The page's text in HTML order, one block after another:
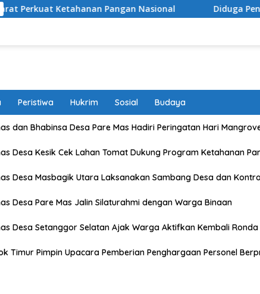
Pangan Nasional Diduga Pengedar Ganja,
Peristiwa Hukrim Sosial Budaya
dan Bhabinsa Desa Pare Mas Hadiri Peringatan Hari
Desa Kesik Cek Lahan Tomat Dukung Program Ketahanan
Desa Masbagik Utara Laksanakan Sambang Desa dan
Desa Pare Mas Jalin Silaturahmi dengan Warga Binaan
Desa Setanggor Selatan Ajak Warga Aktifkan Kembali
Timur Pimpin Upacara Pemberian Penghargaan Personel